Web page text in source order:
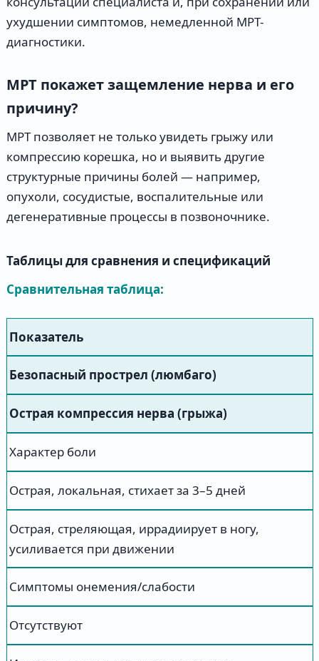
ухудшении симптомов, немедленной МРТ-
диагностики.
МРТ покажет защемление нерва и его
причину?
МРТ позволяет не только увидеть грыжу или
компрессию корешка, но и выявить другие
структурные причины болей — например,
опухоли, сосудистые, воспалительные или
дегенеративные процессы в позвоночнике.
Таблицы для сравнения и спецификаций
Сравнительная таблица:
Показатель
Безопасный прострел (люмбаго)
Острая компрессия нерва (грыжа)
Характер боли
Острая, локальная, стихает за 3–5 дней
Острая, стреляющая, иррадиирует в ногу,
усиливается при движении
Симптомы онемения/слабости
Отсутствуют